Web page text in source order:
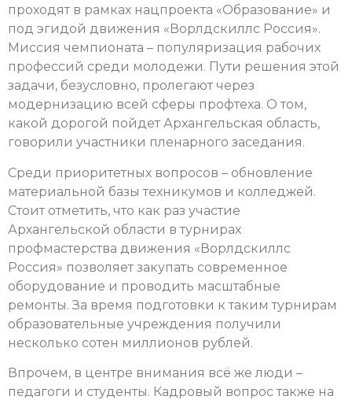
проходят в рамках нацпроекта «Образование» и
под эгидой движения «Ворлдскиллс Россия».
Миссия чемпионата – популяризация рабочих
профессий среди молодежи. Пути решения этой
задачи, безусловно, пролегают через
модернизацию всей сферы профтеха. О том,
какой дорогой пойдет Архангельская область,
говорили участники пленарного заседания.
Среди приоритетных вопросов – обновление
материальной базы техникумов и колледжей.
Стоит отметить, что как раз участие
Архангельской области в турнирах
профмастерства движения «Ворлдскиллс
Россия» позволяет закупать современное
оборудование и проводить масштабные
ремонты. За время подготовки к таким турнирам
образовательные учреждения получили
несколько сотен миллионов рублей.
Впрочем, в центре внимания всё же люди –
педагоги и студенты. Кадровый вопрос также на